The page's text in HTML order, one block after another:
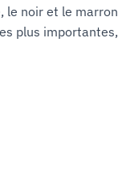
le noir et le marron
plus importantes,